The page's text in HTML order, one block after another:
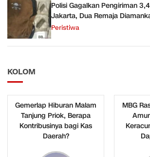
Polisi Gagalkan Pengiriman
Jakarta, Dua Remaja
Peristiwa
KOLOM
Gemerlap Hiburan Malam
Tanjung Priok, Berapa
Kontribusinya bagi Kas
Daerah?
MBG